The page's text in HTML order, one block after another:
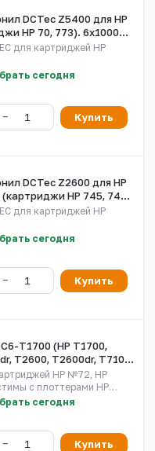
DCTec Z5400 для HP
HP 70, 773). 6x1000
для картриджей HP
сегодня
Купить
DCTec Z2600 для HP
HP 745, 746).
для картриджей HP
сегодня
Купить
T1700 (HP T1700,
T2600, T2600dr, T7100,
черный пигмент, и
HP №72, HP
с плоттерами HP
T930, T610, T795,
сегодня
Купить